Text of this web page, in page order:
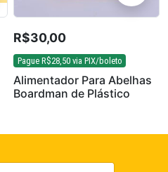
R$30,00
Pague R$28,50 via PIX/boleto
Alimentador Para Abelhas
Boardman de Plástico